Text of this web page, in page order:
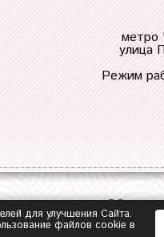
метро
улица
Режим
для улучшения Сайта.
файлов cookie в